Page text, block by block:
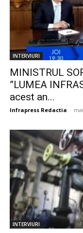
INTERVIURI
MINISTRUL
”LUMEA
acest an...
Infrapress Redactia -
INTERVIURI